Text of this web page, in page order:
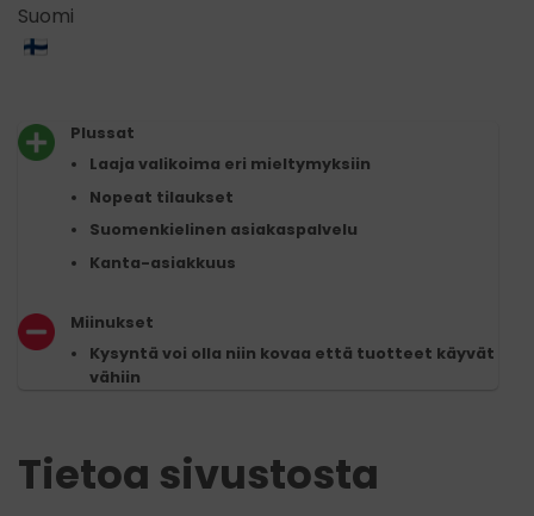
Suomi
Plussat
Laaja valikoima eri mieltymyksiin
Nopeat tilaukset
Suomenkielinen asiakaspalvelu
Kanta-asiakkuus
Miinukset
Kysyntä voi olla niin kovaa että tuotteet käyvät
vähiin
Tietoa sivustosta